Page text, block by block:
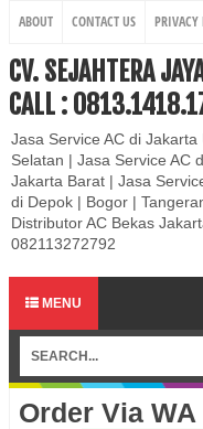
ABOUT CONTACT US PRIVACY
CV. SEJAHTERA
CALL :
Jasa Service AC di
Selatan | Jasa Service AC
Jakarta Barat | Jasa
di Depok | Bogor |
Distributor AC Bekas
082113272792
MENU
Order Via WA